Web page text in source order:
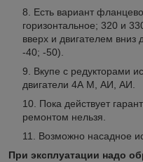
Есть вариант
горизонтальное; 320 и
вверх и двигателем
-40; -50).
Вкупе с редукторами
двигатели 4А М, АИ, АИ.
Пока действует
ремонтом нельзя.
Возможно насадное
При эксплуатации надо